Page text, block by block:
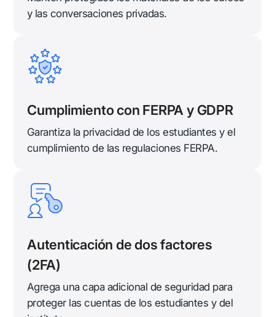
y las conversaciones privadas.
Cumplimiento con FERPA y GDPR
Garantiza la privacidad de los estudiantes y el
cumplimiento de las regulaciones FERPA.
Autenticación de dos factores
(2FA)
Agrega una capa adicional de seguridad para
proteger las cuentas de los estudiantes y del